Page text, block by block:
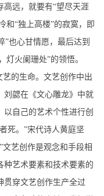
高远，就要有“望尽天涯
和“独上高楼”的寂寞，即
”也心甘情愿，最后达到
灯火阑珊处”的领悟。
的生命。文艺创作中出
刘勰在《文心雕龙》中就
自己的艺术个性进行创
死。”宋代诗人黄庭坚
艺创作是观念和手段相
种艺术要素和技术要素的
贯穿文艺创作生产全过